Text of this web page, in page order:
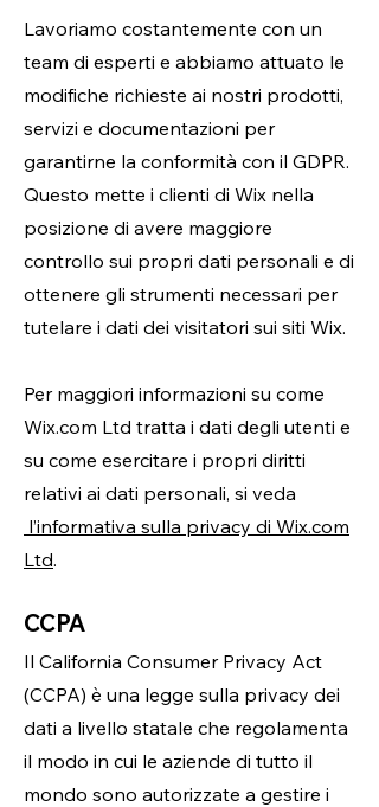
Lavoriamo costantemente con un
team di esperti e abbiamo attuato le
modifiche richieste ai nostri prodotti,
servizi e documentazioni per
garantirne la conformità con il GDPR.
Questo mette i clienti di Wix nella
posizione di avere maggiore
controllo sui propri dati personali e di
ottenere gli strumenti necessari per
tutelare i dati dei visitatori sui siti Wix.
Per maggiori informazioni su come
Wix.com Ltd tratta i dati degli utenti e
su come esercitare i propri diritti
relativi ai dati personali, si veda
l’informativa sulla privacy di Wix.com
Ltd.
CCPA
Il California Consumer Privacy Act
(CCPA) è una legge sulla privacy dei
dati a livello statale che regolamenta
il modo in cui le aziende di tutto il
mondo sono autorizzate a gestire i